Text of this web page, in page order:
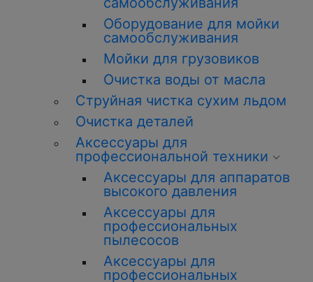
Оборудование для мойки
самообслуживания
Мойки для грузовиков
Очистка воды от масла
Струйная чистка сухим льдом
Очистка деталей
Аксессуары для
профессиональной техники
Аксессуары для аппаратов
высокого давления
Аксессуары для
профессиональных
пылесосов
Аксессуары для
профессиональных